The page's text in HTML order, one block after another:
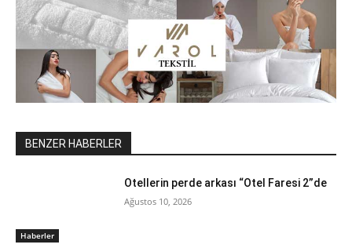
BENZER HABERLER
Haberler
Otellerin perde arkası “Otel Faresi 2”de
Ağustos 10, 2026